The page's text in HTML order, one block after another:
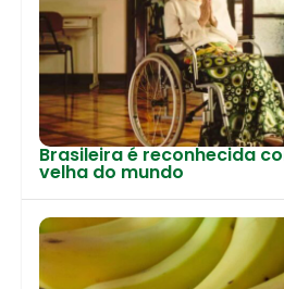
Brasileira é reconhecida
velha do mundo